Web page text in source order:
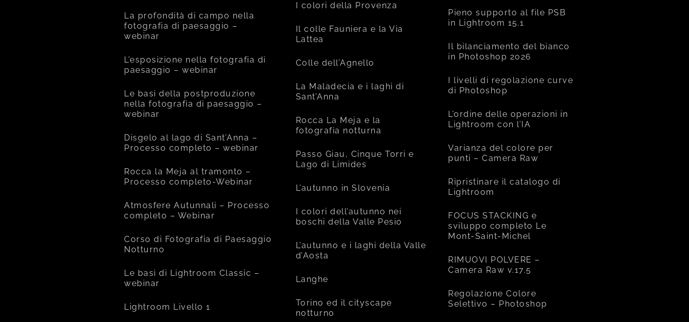
La profondità di campo nella
fotografia di paesaggio –
webinar
L’esposizione nella fotografia di
paesaggio – webinar
Le basi della postproduzione
nella fotografia di paesaggio –
webinar
Disgelo al lago di Sant’Anna –
Processo completo – webinar
Rocca la Meja al tramonto –
Processo completo-Webinar
Atmosfere Autunnali – Processo
completo – Webinar
Corso di Fotografia di Paesaggio
Notturno
Le basi di Lightroom Classic –
webinar
Lightroom Livello 1
I colori della Provenza
Il colle Fauniera e la Via
Lattea
Colle dell’Agnello
La Maladecia e i laghi di
Sant’Anna
Rocca La Meja e la
fotografia notturna
Passo Giau, Cinque Torri e
Lago di Limides
L’autunno in Slovenia
I colori dell’autunno nei
boschi della Valle Pesio
L’autunno e i laghi della Valle
d’Aosta
Langhe
Torino ed il cityscape
notturno
Pieno supporto al file PSB
in Lightroom 15.1
Il bilanciamento del bianco
in Photoshop 2026
I livelli di regolazione curve
di Photoshop
L’ordine delle operazioni in
Lightroom con l’IA
Varianza del colore per
punti – Camera Raw
Ripristinare il catalogo di
Lightroom
FOCUS STACKING e
sviluppo completo Le
Mont-Saint-Michel
RIMUOVI POLVERE –
Camera Raw v.17.5
Regolazione Colore
Selettivo – Photoshop